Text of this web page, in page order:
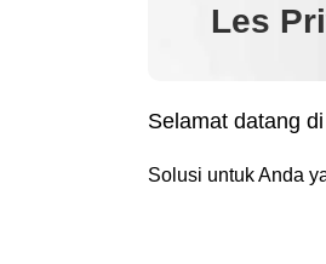
Les
Selamat datang
Solusi untuk Anda